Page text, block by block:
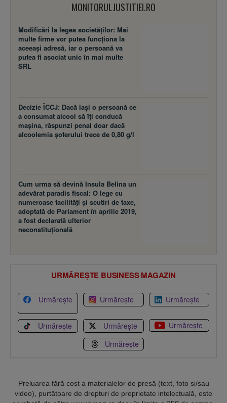
MONITORULJUSTITIEI.RO
Modificări la legea societăţilor: Mai
multe firme vor putea funcţiona la
aceeaşi adresă, iar o persoană va
putea fi asociat unic în mai multe
SRL
Decizie ÎCCJ: Dacă laşi o persoană ce
a consumat alcool să îţi conducă
maşina, răspunzi penal doar dacă
alcoolemia şoferului trece de 0,80 g/l
Cum urma să devină Insula Belina un
adevărat paradis fiscal: O lege cu
numeroase facilităţi şi scutiri de taxe,
adoptată de Parlament în aprilie 2019,
a fost declarată ulterior
neconstituţională
URMĂREȘTE BUSINESS MAGAZIN
Urmărește Urmărește Urmărește
Urmărește Urmărește
Urmărește
Urmărește
Preluarea fără cost a materialelor de presă (text, foto si/sau
video), purtătoare de drepturi de proprietate intelectuală, este